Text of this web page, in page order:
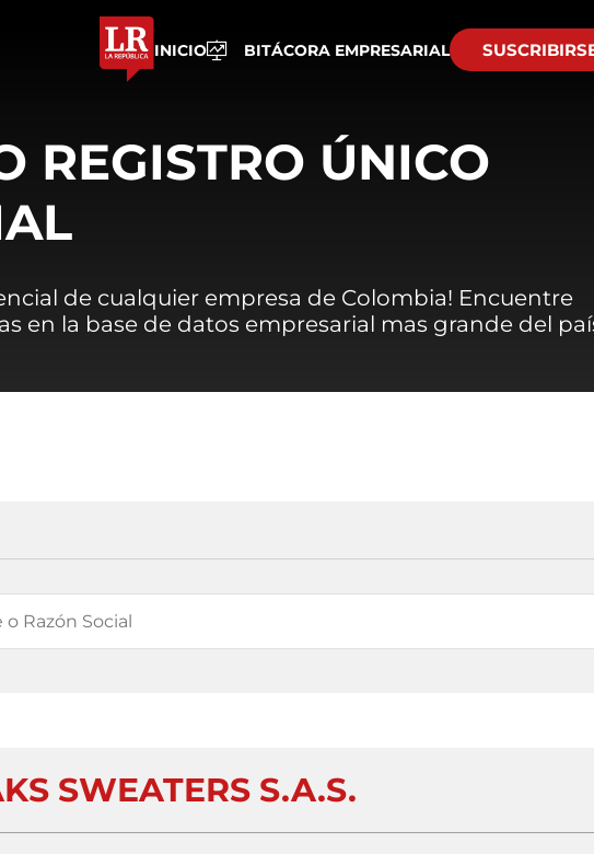
INICIO BITÁCORA EMPRESARIAL
REGISTRO ÚNICO
de cualquier empresa de Colombia! Encuentre
en la base de datos empresarial mas grande del
SWEATERS S.A.S.